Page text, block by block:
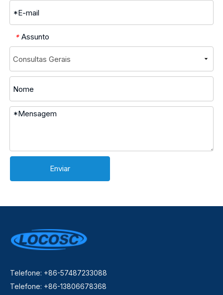
* Assunto
Enviar
Telefone: +86-57487233088
Telefone: +86-13806678368